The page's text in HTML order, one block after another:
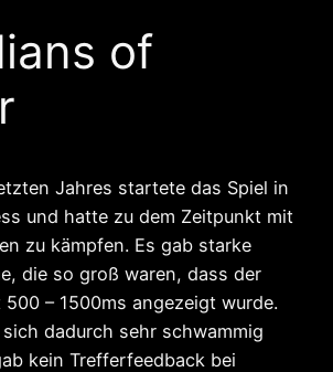
of
Jahres startete das Spiel in
und hatte zu dem Zeitpunkt mit
zu kämpfen. Es gab starke
die so groß waren, dass der
– 1500ms angezeigt wurde.
dadurch sehr schwammig
kein Trefferfeedback bei